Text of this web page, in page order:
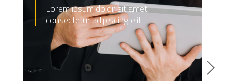
Lorem ipsum dolor sit amet,
consectetur adipiscing elit